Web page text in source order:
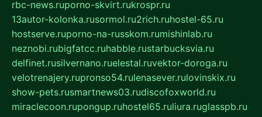
rbc-news.ruporno-skvirt.rukrospr.ru
13autor-kolonka.rusormol.ru2rich.ruhostel-65.ru
hostserve.ruporno-na-russkom.rumishinlab.ru
neznobi.rubigfatcc.ruhabble.rustarbucksvia.ru
delfinet.rusilvernano.ruelestal.ruvektor-doroga.ru
velotrenajery.rupronso54.rulenasever.rulovinskix.ru
show-pets.rusmartnews03.rudiscofoxworld.ru
miraclecoon.rupongup.ruhostel65.ruliura.ruglasspb.ru